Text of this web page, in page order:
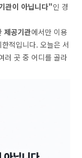
관이 아닙니다"인 경
제공기관에서만 이용
적입니다. 오늘은 서
러 곳 중 어디를 골라